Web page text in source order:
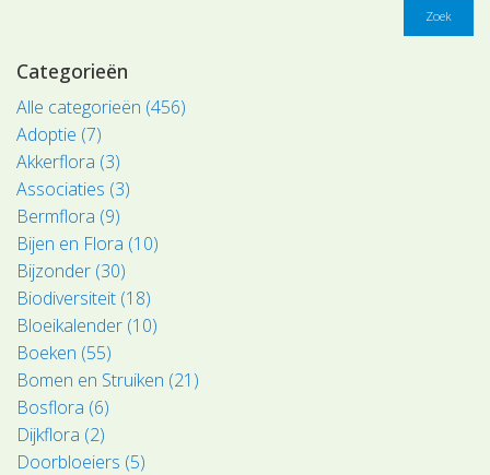
Zoek
Categorieën
Alle categorieën (456)
Adoptie (7)
Akkerflora (3)
Associaties (3)
Bermflora (9)
Bijen en Flora (10)
Bijzonder (30)
Biodiversiteit (18)
Bloeikalender (10)
Boeken (55)
Bomen en Struiken (21)
Bosflora (6)
Dijkflora (2)
Doorbloeiers (5)